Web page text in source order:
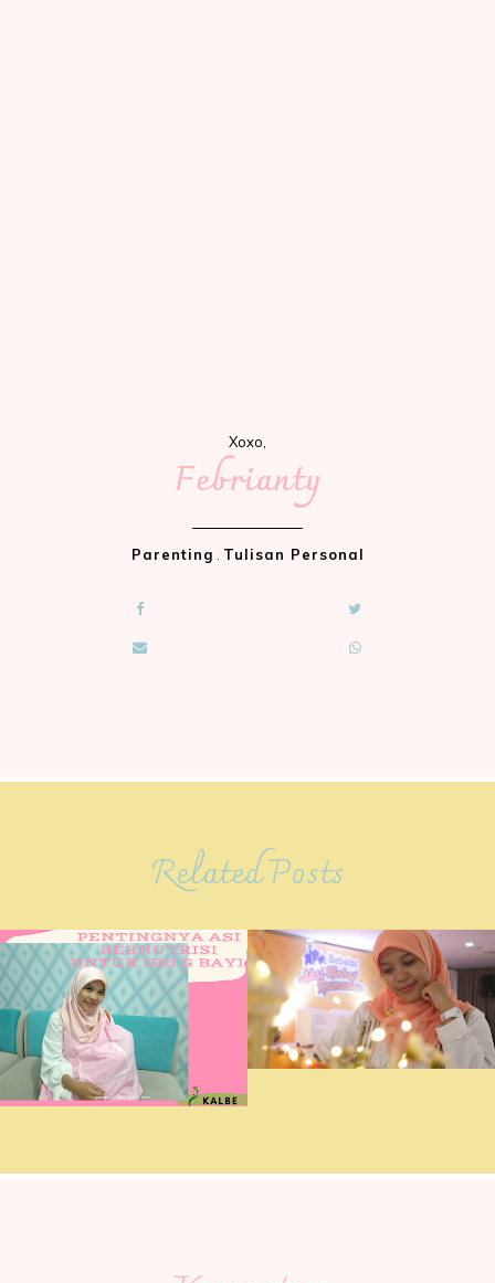
Xoxo,
Febrianty
Parenting . Tulisan Personal
Related Posts